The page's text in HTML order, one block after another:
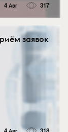
4 Авг 317
заявок